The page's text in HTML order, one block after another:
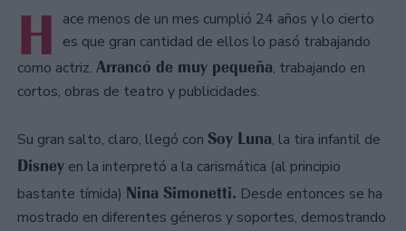
H ace menos de un mes cumplió 24 años y lo cierto
es que gran cantidad de ellos lo pasó trabajando
como actriz. Arrancó de muy pequeña, trabajando en
cortos, obras de teatro y publicidades.
Su gran salto, claro, llegó con Soy Luna, la tira infantil de
Disney en la interpretó a la carismática (al principio
bastante tímida) Nina Simonetti. Desde entonces se ha
mostrado en diferentes géneros y soportes, demostrando